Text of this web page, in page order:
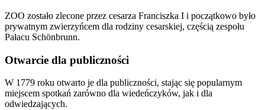
ZOO zostało zlecone przez cesarza Franciszka I i początkowo było
prywatnym zwierzyńcem dla rodziny cesarskiej, częścią zespołu
Pałacu Schönbrunn.
Otwarcie dla publiczności
W 1779 roku otwarto je dla publiczności, stając się popularnym
miejscem spotkań zarówno dla wiedeńczyków, jak i dla
odwiedzających.